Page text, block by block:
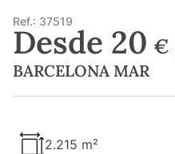
Ref.: 37519
Desde 20 €
BARCELONA MAR
2.215 m²